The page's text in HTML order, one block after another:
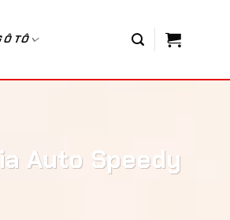
Ô TÔ
Auto Speedy